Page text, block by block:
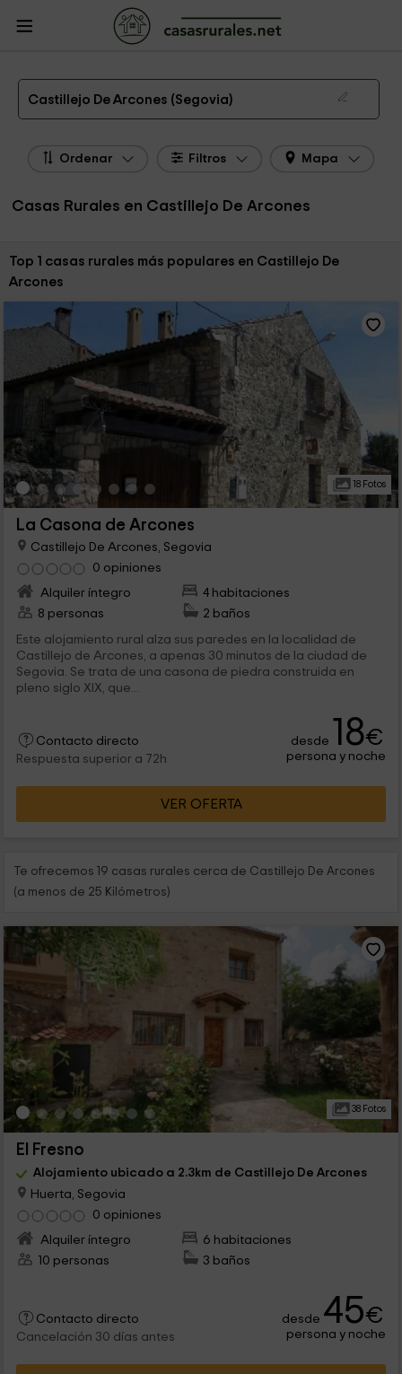
Casas Rurales
Rurales Segovia
Casas Rurales Castillejo De Arcones
Las 1 mejores casas rurales en Castillejo De Arcones de 2026
Castillejo De Arcones (Segovia)
Ordenar Filtros Mapa
Casas Rurales en Castillejo De Arcones
Ordenar por:
Top 1 casas rurales más populares en Castillejo De
Arcones
18 Fotos
La Casona de Arcones
Castillejo De Arcones, Segovia
0 opiniones
Alquiler íntegro
4 habitaciones
8 personas
2 baños
Este alojamiento rural alza sus paredes en la localidad de
Castillejo de Arcones, a apenas 30 minutos de la ciudad de
Segovia. Se trata de una casona de piedra construida en
pleno siglo XIX, que...
Contacto directo
Respuesta superior a 72h
desde 18€
persona y noche
VER OFERTA
Te ofrecemos 19 casas rurales cerca de Castillejo De Arcones
(a menos de 25 Kilómetros)
38 Fotos
El Fresno
Alojamiento ubicado a 2.3km de Castillejo De Arcones
Huerta, Segovia
0 opiniones
Alquiler íntegro
6 habitaciones
10 personas
3 baños
Contacto directo
Cancelación 30 días antes
desde 45€
persona y noche